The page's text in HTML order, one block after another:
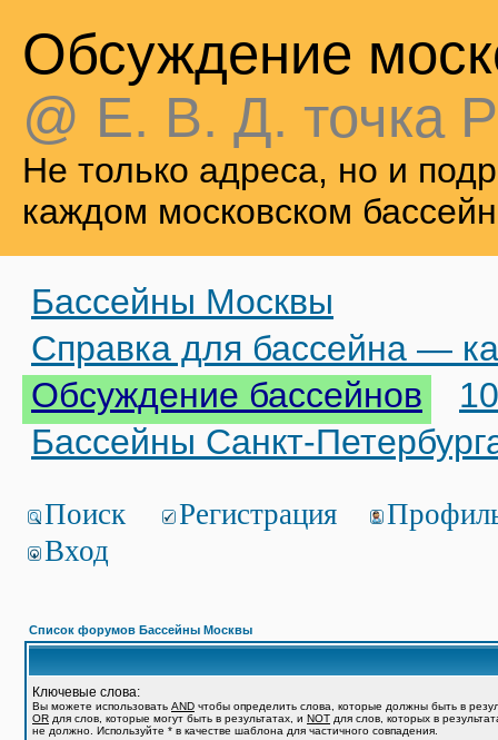
Обсуждение
@ Е. В. Д. точка
Не только адреса, но и
каждом московском
Бассейны Москвы
Справка для бассейна —
Обсуждение бассейнов
Бассейны Санкт-
Поиск Регистрация
Вход
Список форумов Бассейны Москвы
Ключевые слова:
Вы можете использовать AND чтобы определить слова, которые должны быть в
OR для слов, которые могут быть в результатах, и NOT для слов, которых в
не должно. Используйте * в качестве шаблона для частичного совпадения.